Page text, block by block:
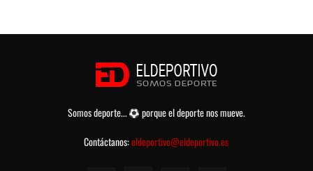
Somos deporte...
porque el deporte nos mueve.
Contáctanos:eldeportivo@eldeportivo.es